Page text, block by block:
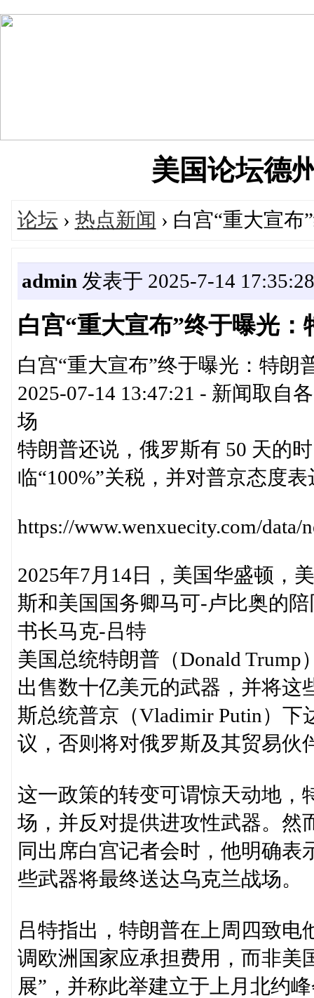
美国论坛德
论坛 › 热点新闻 › 白宫“重大宣
admin 发表于 2025-7-14 17:35:28
白宫“重大宣布”终于曝光
白宫“重大宣布”终于曝光：特朗
2025-07-14 13:47:21 - 新闻取自
场
特朗普还说，俄罗斯有 50 天的
临“100%”关税，并对普京态度
https://www.wenxuecity.com/data/
2025年7月14日，美国华盛顿，
斯和美国国务卿马可-卢比奥的
书长马克-吕特
美国总统特朗普（Donald
出售数十亿美元的武器，并将这
斯总统普京（Vladimir Putin）
议，否则将对俄罗斯及其贸易伙
这一政策的转变可谓惊天动地，
场，并反对提供进攻性武器。然
同出席白宫记者会时，他明确
些武器将最终送达乌克兰战场。
吕特指出，特朗普在上周四致
调欧洲国家应承担费用，而非美
展”，并称此举建立于上月北约